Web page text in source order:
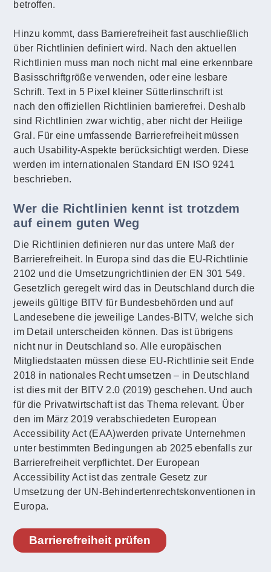
betroffen.
Hinzu kommt, dass Barrierefreiheit fast auschließlich
über Richtlinien definiert wird. Nach den aktuellen
Richtlinien muss man noch nicht mal eine erkennbare
Basisschriftgröße verwenden, oder eine lesbare
Schrift. Text in 5 Pixel kleiner Sütterlinschrift ist
nach den offiziellen Richtlinien barrierefrei. Deshalb
sind Richtlinien zwar wichtig, aber nicht der Heilige
Gral. Für eine umfassende Barrierefreiheit müssen
auch Usability-Aspekte berücksichtigt werden. Diese
werden im internationalen Standard EN ISO 9241
beschrieben.
Wer die Richtlinien kennt ist trotzdem
auf einem guten Weg
Die Richtlinien definieren nur das untere Maß der
Barrierefreiheit. In Europa sind das die EU-Richtlinie
2102 und die Umsetzungrichtlinien der EN 301 549.
Gesetzlich geregelt wird das in Deutschland durch die
jeweils gültige BITV für Bundesbehörden und auf
Landesebene die jeweilige Landes-BITV, welche sich
im Detail unterscheiden können. Das ist übrigens
nicht nur in Deutschland so. Alle europäischen
Mitgliedstaaten müssen diese EU-Richtlinie seit Ende
2018 in nationales Recht umsetzen – in Deutschland
ist dies mit der BITV 2.0 (2019) geschehen. Und auch
für die Privatwirtschaft ist das Thema relevant. Über
den im März 2019 verabschiedeten European
Accessibility Act (EAA)werden private Unternehmen
unter bestimmten Bedingungen ab 2025 ebenfalls zur
Barrierefreiheit verpflichtet. Der European
Accessibility Act ist das zentrale Gesetz zur
Umsetzung der UN-Behindertenrechtskonventionen in
Europa.
Barrierefreiheit prüfen